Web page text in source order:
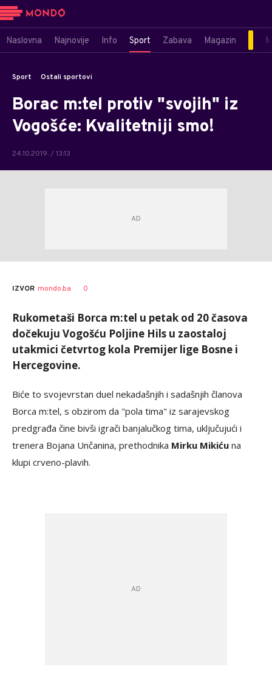
Naslovna Najnovije Info Sport Zabava Magazin
Sport Ostali sportovi
Borac m:tel protiv "svojih" iz
Vogošće: Kvalitetniji smo!
24.10.2019. / 13:13
AUTOR Šatara
IZVOR mondo.ba 0
Rukometaši Borca m:tel u petak od 20 časova
dočekuju Vogošću Poljine Hils u zaostaloj
utakmici četvrtog kola Premijer lige Bosne i
Hercegovine.
Biće to svojevrstan duel nekadašnjih i sadašnjih članova
Borca m:tel, s obzirom da "pola tima" iz sarajevskog
predgrađa čine bivši igrači banjalučkog tima, uključujući i
trenera Bojana Unčanina, prethodnika Mirku Mikiću na
klupi crveno-plavih.